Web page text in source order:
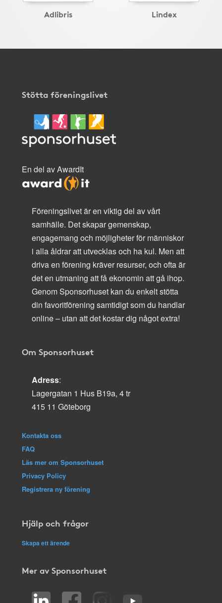
Adlibris Lindex
Stötta föreningslivet
En del av AwardIt
Föreningslivet är en viktig del av vårt
samhälle. Det skapar gemenskap,
engagemang och möjligheter för människor
i alla åldrar att utvecklas och ha kul. Men att
driva en förening kräver resurser, och ofta är
det en utmaning att få ekonomin att gå ihop.
Genom Sponsorhuset kan du enkelt stötta
din favoritförening samtidigt som du handlar
online – utan att det kostar dig något extra!
Om Sponsorhuset
Adress:
Lagergatan 1 Hus B19a, 4 tr
415 11 Göteborg
Kontakta oss
FAQ
Läs mer om Sponsorhuset
Privacy Policy
Registrera ny förening
Hjälp och frågor
Skapa ett ärende
Mer av Sponsorhuset